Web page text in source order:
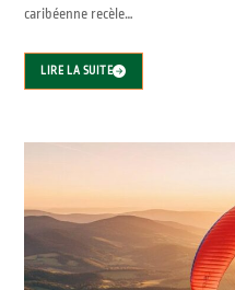
caribéenne recèle…
LIRE LA SUITE